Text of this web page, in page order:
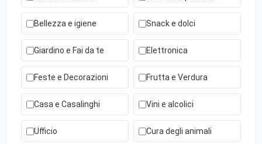
Bellezza e igiene Snack e dolci
Giardino e Fai da te Elettronica
Feste e Decorazioni Frutta e Verdura
Casa e Casalinghi Vini e alcolici
Ufficio Cura degli animali